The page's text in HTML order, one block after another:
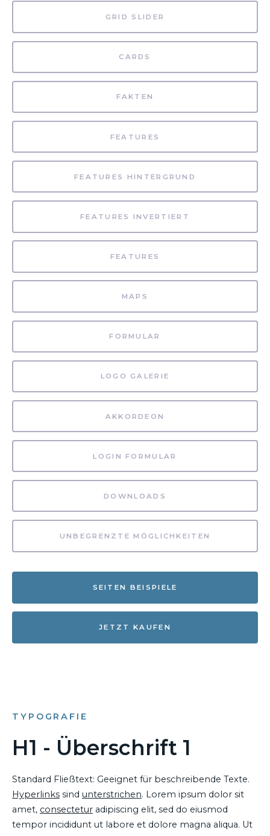
GRID SLIDER
CARDS
FAKTEN
FEATURES
FEATURES HINTERGRUND
FEATURES INVERTIERT
FEATURES
MAPS
FORMULAR
LOGO GALERIE
AKKORDEON
LOGIN FORMULAR
DOWNLOADS
UNBEGRENZTE MÖGLICHKEITEN
SEITEN BEISPIELE
JETZT KAUFEN
TYPOGRAFIE
H1 - Überschrift 1
Standard Fließtext: Geeignet für beschreibende Texte.
Hyperlinks sind unterstrichen. Lorem ipsum dolor sit
amet, consectetur adipiscing elit, sed do eiusmod
tempor incididunt ut labore et dolore magna aliqua. Ut